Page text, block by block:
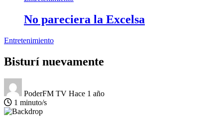
No pareciera la Excelsa
Entretenimiento
Bisturí nuevamente
PoderFM TV Hace 1 año
1 minuto/s